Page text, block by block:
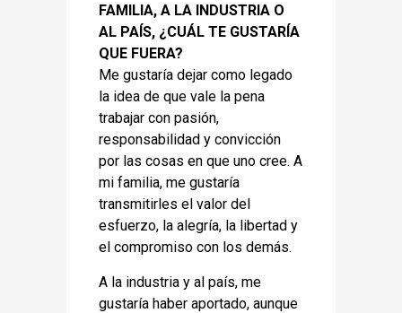
FAMILIA, A LA INDUSTRIA O
AL PAÍS, ¿CUÁL TE GUSTARÍA
QUE FUERA?
Me gustaría dejar como legado
la idea de que vale la pena
trabajar con pasión,
responsabilidad y convicción
por las cosas en que uno cree. A
mi familia, me gustaría
transmitirles el valor del
esfuerzo, la alegría, la libertad y
el compromiso con los demás.
A la industria y al país, me
gustaría haber aportado, aunque